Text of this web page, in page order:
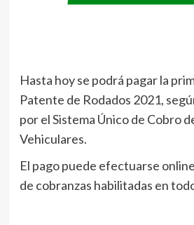
Hasta hoy se podrá pagar la
Patente de Rodados 2021,
por el Sistema Único de Cobro
Vehiculares.
El pago puede efectuarse
de cobranzas habilitadas en